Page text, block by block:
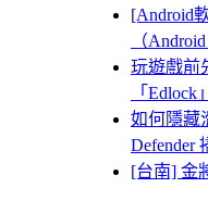
[Android
（
玩遊戲前
「
如何隱藏
Defender
[台南] 金